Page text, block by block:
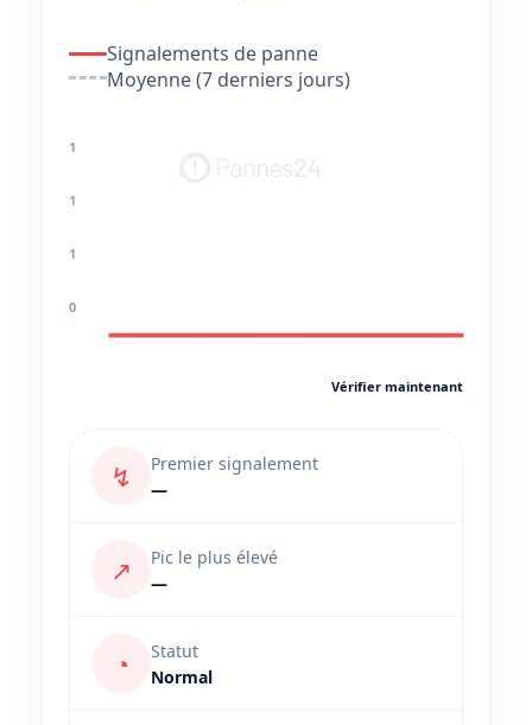
Signalements de panne
Moyenne (7 derniers jours)
1
1
1
0
Vérifier maintenant
↯
Premier signalement
—
↗
Pic le plus élevé
—
◔
Statut
Normal